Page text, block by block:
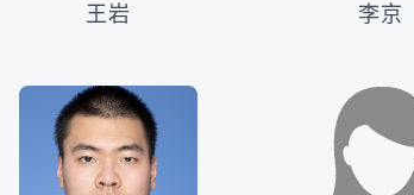
王岩 李京